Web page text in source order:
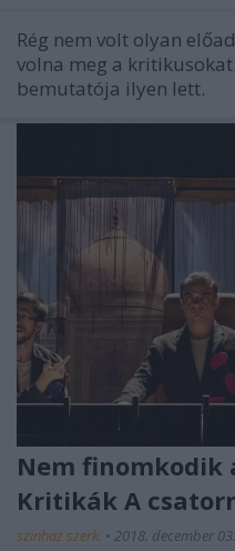
Rég nem volt olyan
volna meg a
bemutatója ilyen lett.
Nem finomkodik
Kritikák A
szinhaz szerk. • 2018. december 03.